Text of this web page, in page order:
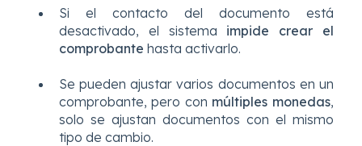
Si el contacto del documento está
desactivado, el sistema impide crear el
comprobante hasta activarlo.
Se pueden ajustar varios documentos en un
comprobante, pero con múltiples monedas,
solo se ajustan documentos con el mismo
tipo de cambio.